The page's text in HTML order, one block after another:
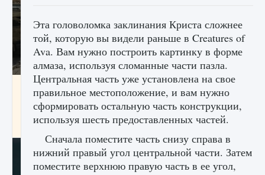
Как исправить текстовую ошибку
пользовательского интерфейса Delta
Force Hawk Ops
9 августа 2024 1 945 0 0
Эта головоломка заклинания Криста сложнее
той, которую вы видели раньше в Creatures of
Ava. Вам нужно построить картинку в форме
алмаза, используя сломанные части пазла.
Центральная часть уже установлена ​​на свое
правильное местоположение, и вам нужно
сформировать остальную часть конструкции,
используя шесть предоставленных частей.
Сначала поместите часть снизу справа в
нижний правый угол центральной части. Затем
поместите верхнюю правую часть в ее угол,